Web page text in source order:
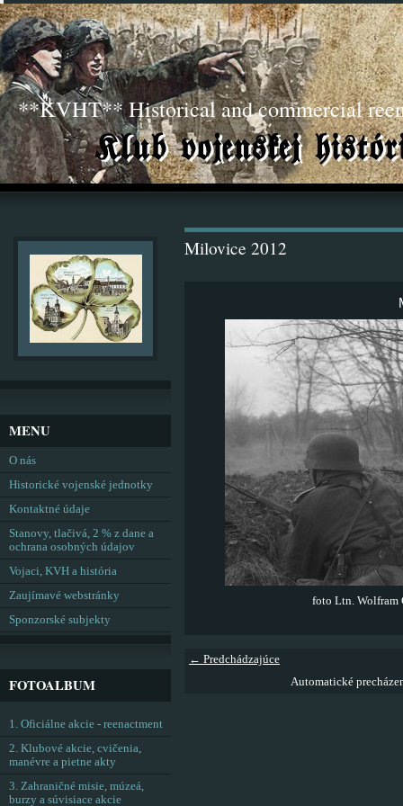
**KVHT** Historical and commercial
Milovice 2012
foto Ltn. Wolfram
← Predchádzajúce
Automatické
MENU
O nás
Historické vojenské jednotky
Kontaktné údaje
Stanovy, tlačivá, 2 % z dane a
ochrana osobných údajov
Vojaci, KVH a história
Zaujímavé webstránky
Sponzorské subjekty
FOTOALBUM
1. Oficiálne akcie - reenactment
2. Klubové akcie, cvičenia,
manévre a pietne akty
3. Zahraničné misie, múzeá,
burzy a súvisiace akcie